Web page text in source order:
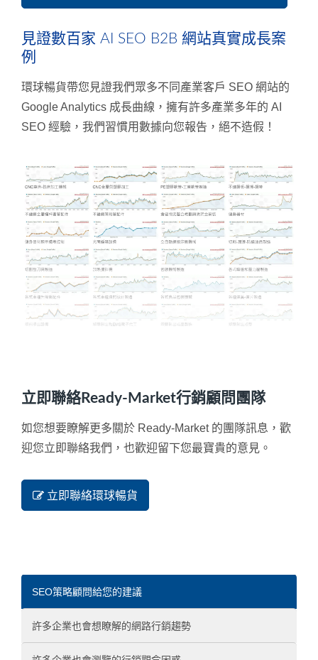
見證數百家 AI SEO B2B 網站真實成長案
例
環球暢貨帶您見證我們眾多不同產業客戶 SEO 網站的
Google Analytics 成長曲線，擁有許多產業多年的 AI
SEO 經驗，我們習慣用數據向您報告，絕不造假！
立即聯絡Ready-Market行銷顧問團隊
如您想要瞭解更多關於 Ready-Market 的團隊訊息，歡
迎您立即聯絡我們，也歡迎留下您最寶貴的意見。
立即聯絡環球暢貨
SEO策略顧問給您的建議
許多企業也會想瞭解的網路行銷趨勢